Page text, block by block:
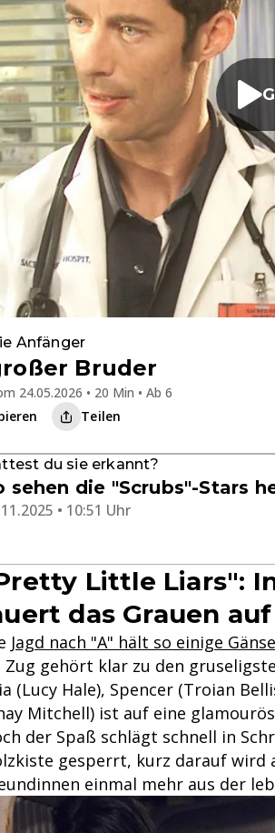
Anfänger
Bruder
24.05.2026 • 20 Min • Ab 6
Teilen
du sie erkannt?
sehen die "Scrubs"-Stars
• 10:51 Uhr
Little Liars":
das Grauen
Jagd nach "A" hält so einige
Zug gehört klar zu den
(Lucy Hale), Spencer (Troian
Mitchell) ist auf eine
der Spaß schlägt schnell in
gesperrt, kurz darauf wird
einmal mehr aus der